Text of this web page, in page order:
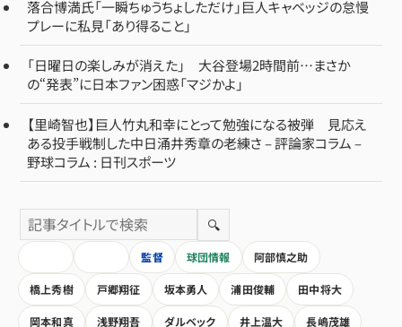
落合博満氏「一瞬ちゅうちょしただけ」巨人キャベッジの怠慢
プレーに私見「あり得ること」
「日曜日の楽しみが消えた」 大谷登場2時間前…まさか
の“発表”に日本ファン困惑「マジかよ」
【里崎智也】巨人竹丸和幸にとって勉強になる被弾 見応え
ある投手戦制した中日涌井秀章の老練さ – 評論家コラム –
野球コラム : 日刊スポーツ
🔍
監督 球団情報 阿部慎之助
橋上秀樹 戸郷翔征 坂本勇人 浦田俊輔 田中将大
岡本和真 浅野翔吾 ダルベック 井上温大 長嶋茂雄